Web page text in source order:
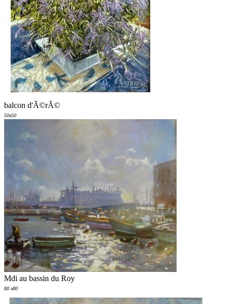
balcon d'Ã©rÃ©
50x50
Mdi au bassin du Roy
80 x80